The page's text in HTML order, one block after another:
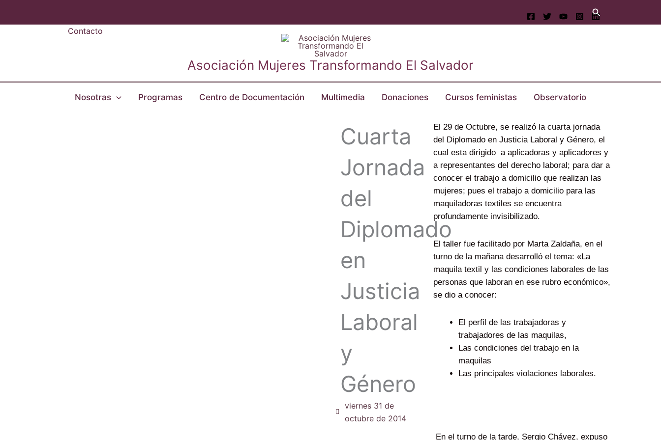
Buscar
Contacto
Asociación Mujeres Transformando El Salvador
Nosotras Programas Centro de Documentación Multimedia Donaciones Cursos feministas Observatorio
Cuarta
Jornada
del
Diplomado
en
Justicia
Laboral
y
Género
viernes 31 de
octubre de 2014
El 29 de Octubre, se realizó la cuarta jornada
del Diplomado en Justicia Laboral y Género, el
cual esta dirigido a aplicadoras y aplicadores y
a representantes del derecho laboral; para dar a
conocer el trabajo a domicilio que realizan las
mujeres; pues el trabajo a domicilio para las
maquiladoras textiles se encuentra
profundamente invisibilizado.
El taller fue facilitado por Marta Zaldaña, en el
turno de la mañana desarrolló el tema: «La
maquila textil y las condiciones laborales de las
personas que laboran en ese rubro económico»,
se dio a conocer:
El perfil de las trabajadoras y
trabajadores de las maquilas,
Las condiciones del trabajo en la
maquilas
Las principales violaciones laborales.
En el turno de la tarde, Sergio Chávez, expuso